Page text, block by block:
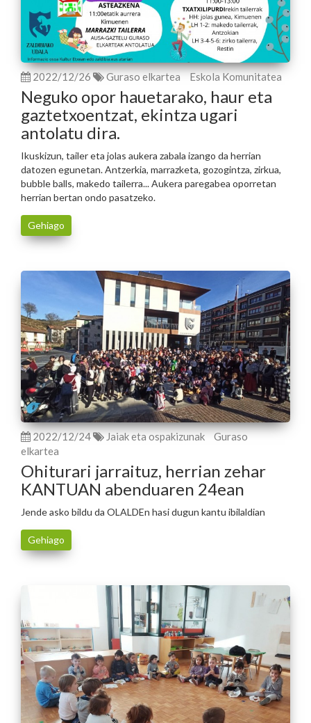
2022/12/26 Guraso elkartea Eskola Komunitatea
Neguko opor hauetarako, haur eta
gaztetxoentzat, ekintza ugari
antolatu dira.
Ikuskizun, tailer eta jolas aukera zabala izango da herrian
datozen egunetan. Antzerkia, marrazketa, gozogintza, zirkua,
bubble balls, makedo tailerra... Aukera paregabea oporretan
herrian bertan ondo pasatzeko.
Gehiago
2022/12/24 Jaiak eta ospakizunak
Guraso
elkartea
Ohiturari jarraituz, herrian zehar
KANTUAN abenduaren 24ean
Jende asko bildu da OLALDEn hasi dugun kantu ibilaldian
Gehiago